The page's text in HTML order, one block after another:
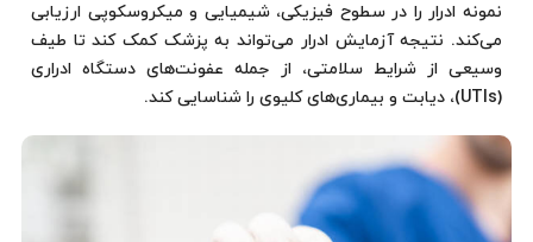
نمونه ادرار را در سطوح فیزیکی، شیمیایی و میکروسکوپی ارزیابی
می‌کند. نتیجه آزمایش ادرار می‌تواند به پزشک کمک کند تا طیف
وسیعی از شرایط سلامتی، از جمله عفونت‌های دستگاه ادراری
(UTIs)، دیابت و بیماری‌های کلیوی را شناسایی کند.